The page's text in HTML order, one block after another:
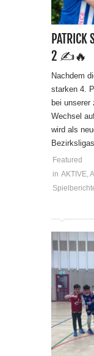
PATRICK
2 ✍️🔥
Nachdem
starken 4.
bei unserer
Wechsel
wird als
Featured
in AKTIVE,